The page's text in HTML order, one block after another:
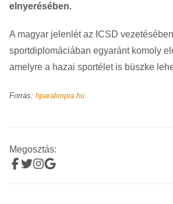
elnyerésében.
A magyar jelenlét az ICSD
sportdiplomáciában egyaránt komoly
amelyre a hazai sportélet is büszke
Forrás: hparalimpia.hu
Megosztás: